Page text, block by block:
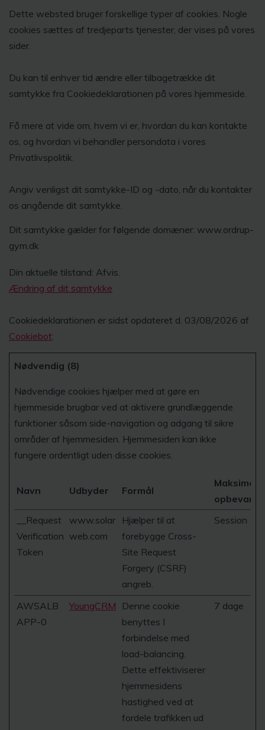
Dette websted bruger forskellige typer af cookies. Nogle
cookies sættes af tredjeparts tjenester, der vises på vores
sider.
Du kan til enhver tid ændre eller tilbagetrække dit
samtykke fra Cookiedeklarationen på vores hjemmeside.
Få mere at vide om, hvem vi er, hvordan du kan kontakte
os, og hvordan vi behandler persondata i vores
Privatlivspolitik.
Angiv venligst dit samtykke-ID og -dato, når du kontakter
os angående dit samtykke.
Dit samtykke gælder for følgende domæner: www.ordrup-
gym.dk
Din aktuelle tilstand: Afvis.
Ændring af dit samtykke
Cookiedeklarationen er sidst opdateret d. 03/08/2026 af
Cookiebot:
Nødvendig (8)
Nødvendige cookies hjælper med at gøre en
hjemmeside brugbar ved at aktivere grundlæggende
funktioner såsom side-navigation og adgang til sikre
områder af hjemmesiden. Hjemmesiden kan ikke
fungere ordentligt uden disse cookies.
Navn Udbyder Formål
Maksimal
__Request
Verification
Token
www.solar
web.com
Hjælper til at
forebygge Cross-
Site Request
Forgery (CSRF)
angreb.
Session
AWSALB
APP-0
YoungCRM
Denne cookie
benyttes I
forbindelse med
load-balancing.
Dette effektiviserer
hjemmesidens
hastighed ved at
fordele trafikken ud
7 dage